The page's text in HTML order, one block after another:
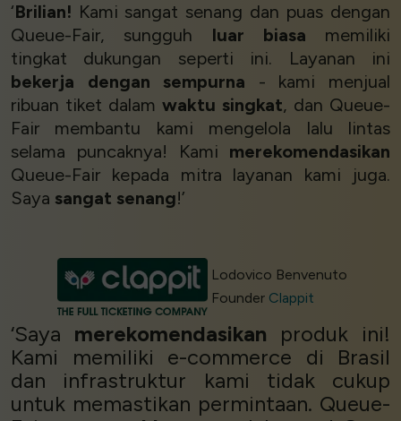
‘Brilian! Kami sangat senang dan puas dengan
Queue-Fair, sungguh luar biasa memiliki
tingkat dukungan seperti ini. Layanan ini
bekerja dengan sempurna - kami menjual
ribuan tiket dalam waktu singkat, dan Queue-
Fair membantu kami mengelola lalu lintas
selama puncaknya! Kami merekomendasikan
Queue-Fair kepada mitra layanan kami juga.
Saya sangat senang!’
Lodovico Benvenuto
Founder Clappit
‘Saya merekomendasikan produk ini!
Kami memiliki e-commerce di Brasil
dan infrastruktur kami tidak cukup
untuk memastikan permintaan. Queue-